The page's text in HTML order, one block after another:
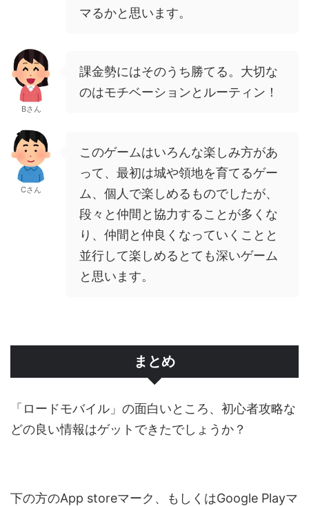
マるかと思います。
Bさん
課金勢にはそのうち勝てる。大切な
のはモチベーションとルーティン！
Cさん
このゲームはいろんな楽しみ方があ
って、最初は城や領地を育てるゲー
ム、個人で楽しめるものでしたが、
段々と仲間と協力することが多くな
り、仲間と仲良くなっていくことと
並行して楽しめるとても深いゲーム
と思います。
まとめ
「ロードモバイル」の面白いところ、初心者攻略な
どの良い情報はゲットできたでしょうか？
下の方のApp storeマーク、もしくはGoogle Playマ